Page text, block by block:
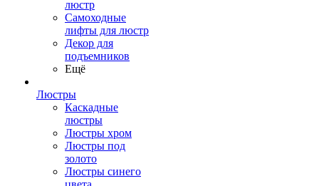
люстр
Самоходные
лифты для люстр
Декор для
подъемников
Ещё
Люстры
Каскадные
люстры
Люстры хром
Люстры под
золото
Люстры синего